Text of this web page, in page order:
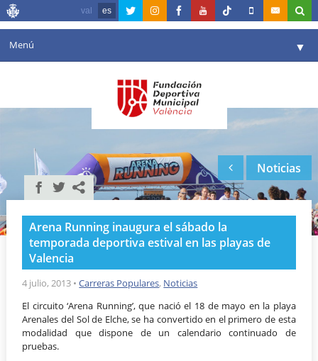
val es
Menú ▼
Agenda
Comunicación ▼
Valencia en deporte
Portal de Transparencia
Reservas
Noticias
Arena Running inaugura el sábado la
temporada deportiva estival en las playas de
Valencia
4 julio, 2013 •Carreras Populares, Noticias
El circuito ‘Arena Running’, que nació el 18 de mayo en la playa
Arenales del Sol de Elche, se ha convertido en el primero de esta
modalidad que dispone de un calendario continuado de
pruebas.